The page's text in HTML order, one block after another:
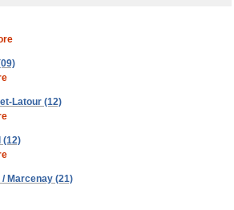
Latour (12)
(12)
Marcenay (21)